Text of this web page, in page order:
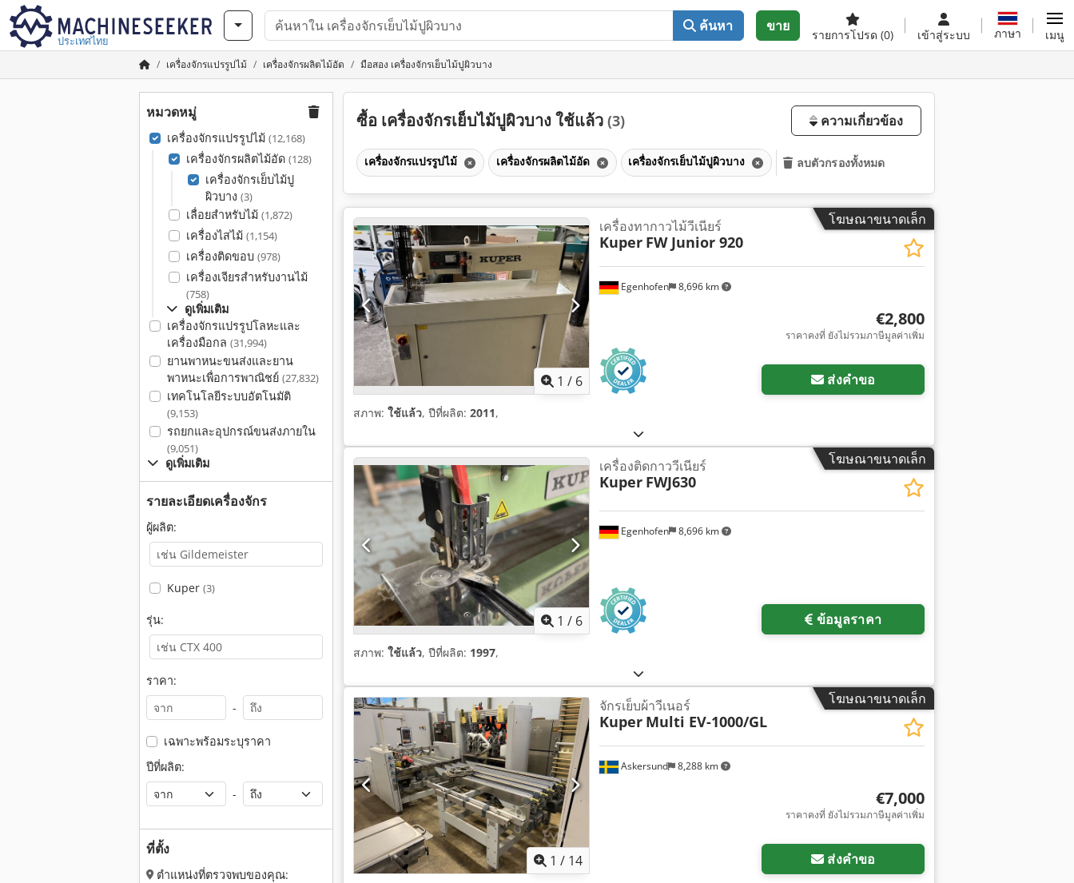
ประเทศไทย
ค้นหา ขาย
รายการโปรด (0) เข้าสู่ระบบ ภาษา เมนู
เครื่องจักรแปรรูปไม้ เครื่องจักรผลิตไม้อัด มือสอง เครื่องจักรเย็บไม้ปูผิวบาง
หมวดหมู่
เครื่องจักรแปรรูปไม้ (12,168)
เครื่องจักรผลิตไม้อัด (128)
เครื่องจักรเย็บไม้ปู
ผิวบาง (3)
เลื่อยสำหรับไม้ (1,872)
เครื่องไสไม้ (1,154)
เครื่องติดขอบ (978)
เครื่องเจียรสำหรับงานไม้
(758)
ดูเพิ่มเติม
เครื่องจักรแปรรูปโลหะและ
เครื่องมือกล (31,994)
ยานพาหนะขนส่งและยาน
พาหนะเพื่อการพาณิชย์ (27,832)
เทคโนโลยีระบบอัตโนมัติ
(9,153)
รถยกและอุปกรณ์ขนส่งภายใน
(9,051)
ดูเพิ่มเติม
รายละเอียดเครื่องจักร
ผู้ผลิต:
Kuper (3)
รุ่น:
ราคา:
-
เฉพาะพร้อมระบุราคา
ปีที่ผลิต:
-
ที่ตั้ง
ตำแหน่งที่ตรวจพบของคุณ:
ซื้อ เครื่องจักรเย็บไม้ปูผิวบาง ใช้แล้ว (3) ความเกี่ยวข้อง
เครื่องจักรแปรรูปไม้ เครื่องจักรผลิตไม้อัด เครื่องจักรเย็บไม้ปูผิวบาง ลบตัวกรองทั้งหมด
โฆษณาขนาดเล็ก
1 / 6
Egenhofen 8,696 km
เครื่องทากาวไม้วีเนียร์
Kuper FW Junior 920
€2,800
ราคาคงที่ ยังไม่รวมภาษีมูลค่าเพิ่ม
ส่งคำขอ
สภาพ: ใช้แล้ว, ปีที่ผลิต: 2011,
โฆษณาขนาดเล็ก
1 / 6
Egenhofen 8,696 km
เครื่องติดกาววีเนียร์
Kuper FWJ630
ข้อมูลราคา
สภาพ: ใช้แล้ว, ปีที่ผลิต: 1997,
โฆษณาขนาดเล็ก
1 / 14
Askersund 8,288 km
จักรเย็บผ้าวีเนอร์
Kuper Multi EV-1000/GL
€7,000
ราคาคงที่ ยังไม่รวมภาษีมูลค่าเพิ่ม
ส่งคำขอ